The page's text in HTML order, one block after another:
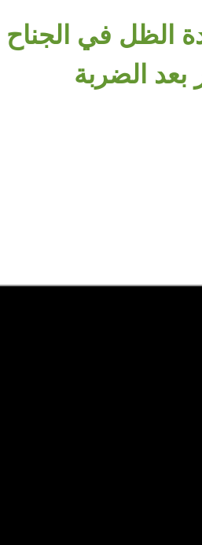
في الجناح
الضربة